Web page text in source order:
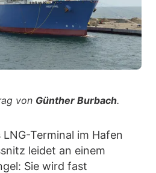
von Günther Burbach.
Terminal im Hafen
leidet an einem
Sie wird fast